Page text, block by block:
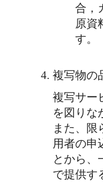
合，
原資
す。
複写物の
複写サー
を図りな
また、限
用者の申
とから、
で提供す